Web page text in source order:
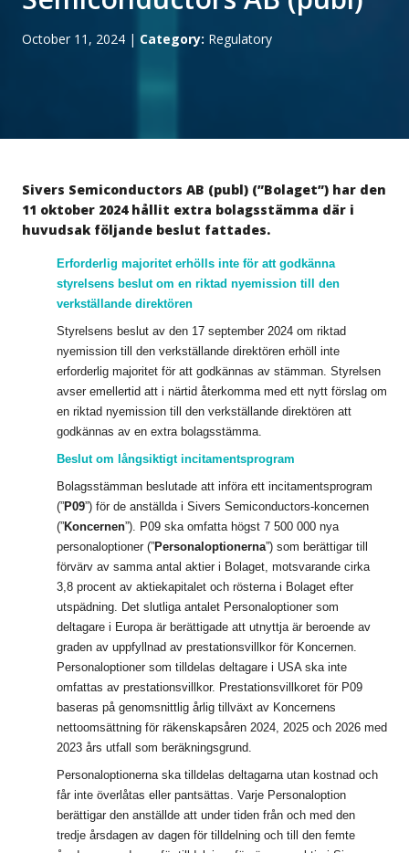
October 11, 2024 | Category: Regulatory
Sivers Semiconductors AB (publ) (”Bolaget”) har den
11 oktober 2024 hållit extra bolagsstämma där i
huvudsak följande beslut fattades.
Erforderlig majoritet erhölls inte för att godkänna
styrelsens beslut om en riktad nyemission till den
verkställande direktören
Styrelsens beslut av den 17 september 2024 om riktad
nyemission till den verkställande direktören erhöll inte
erforderlig majoritet för att godkännas av stämman. Styrelsen
avser emellertid att i närtid återkomma med ett nytt förslag om
en riktad nyemission till den verkställande direktören att
godkännas av en extra bolagsstämma.
Beslut om långsiktigt incitamentsprogram
Bolagsstämman beslutade att införa ett incitamentsprogram
(”P09”) för de anställda i Sivers Semiconductors-koncernen
(”Koncernen”). P09 ska omfatta högst 7 500 000 nya
personaloptioner (”Personaloptionerna”) som berättigar till
förvärv av samma antal aktier i Bolaget, motsvarande cirka
3,8 procent av aktiekapitalet och rösterna i Bolaget efter
utspädning. Det slutliga antalet Personaloptioner som
deltagare i Europa är berättigade att utnyttja är beroende av
graden av uppfyllnad av prestationsvillkor för Koncernen.
Personaloptioner som tilldelas deltagare i USA ska inte
omfattas av prestationsvillkor. Prestationsvillkoret för P09
baseras på genomsnittlig årlig tillväxt av Koncernens
nettoomsättning för räkenskapsåren 2024, 2025 och 2026 med
2023 års utfall som beräkningsgrund.
Personaloptionerna ska tilldelas deltagarna utan kostnad och
får inte överlåtas eller pantsättas. Varje Personaloption
berättigar den anställde att under tiden från och med den
tredje årsdagen av dagen för tilldelning och till den femte